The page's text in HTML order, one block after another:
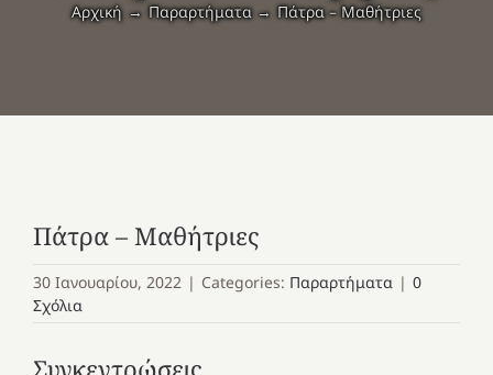
Αρχική Παραρτήματα Πάτρα – Μαθήτριες
Πάτρα – Μαθήτριες
30 Ιανουαρίου, 2022 | Categories: Παραρτήματα | 0
Σχόλια